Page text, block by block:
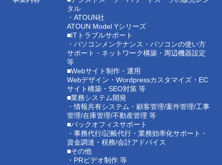
タル
・ATOUN社
ATOUN Model Yシリーズ
■ITトラブルサポート
・パソコンメンテナンス・パソコンの使い方
サポート・ネットワーク構築・周辺機器設定
等
■Webサイト制作・運用
Webデザイン・Wordpressカスタマイズ・EC
サイト構築・SEO対策 等
■業務システム開発
・情報共有システム・顧客管理/案件管理/工事
管理/在庫管理/不動産管理 等
■バックオフィスサポート
・事務代行/記帳代行・業務効率化サポート・
資金調達・税務/会計アドバイス
■その他
・PRビデオ制作 等